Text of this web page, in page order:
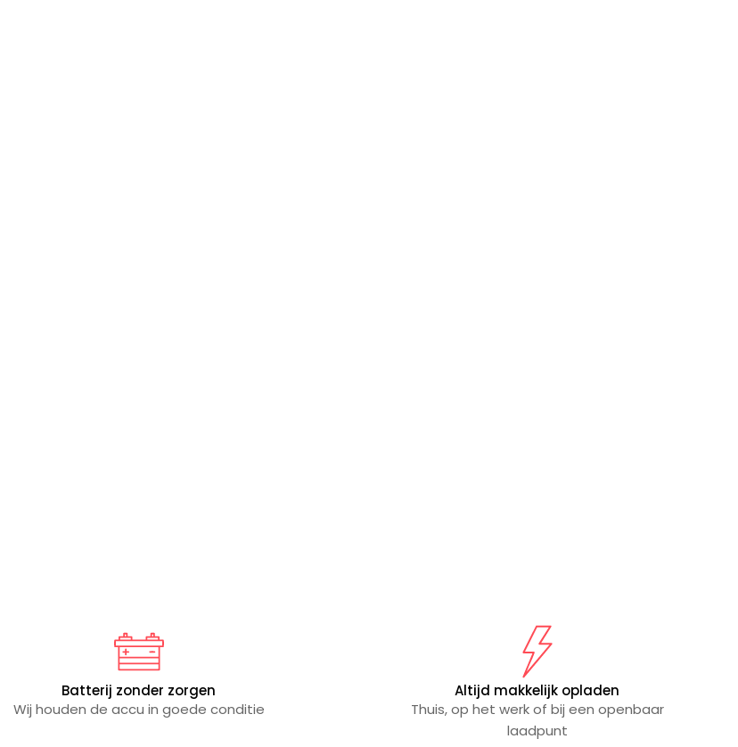
Batterij zonder zorgen
Wij houden de accu in goede conditie
Altijd makkelijk opladen
Thuis, op het werk of bij een openbaar
laadpunt